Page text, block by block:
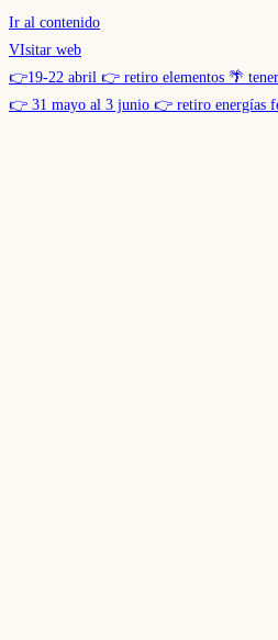
Ir al contenido
VIsitar web
👉19-22 abril 👉 retiro elementos 🌴
👉 31 mayo al 3 junio 👉 retiro energías